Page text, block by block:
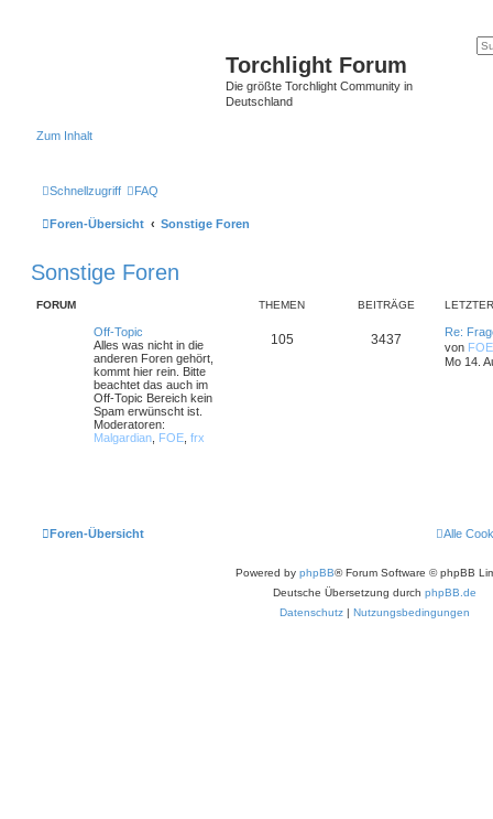
Torchlight Forum
Die größte Torchlight Community in
Deutschland
Zum Inhalt
Schnellzugriff FAQ
Foren-Übersicht Sonstige Foren
Sonstige Foren
FORUM THEMEN BEITRÄGE
Off-Topic
Alles was nicht in die
anderen Foren gehört,
kommt hier rein. Bitte
beachtet das auch im
Off-Topic Bereich kein
Spam erwünscht ist.
Moderatoren:
Malgardian FOE frx
105 3437
Re:
von FOE
Mo 14.
Foren-Übersicht Alle
Powered by phpBB® Forum Software © phpBB
Deutsche Übersetzung durch phpBB.de
Datenschutz | Nutzungsbedingungen